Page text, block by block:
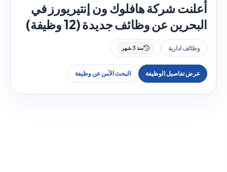
أعلنت شركة هافلوك ون إنتيريورز في
البحرين عن وظائف جديدة (12 وظيفة)
وظائف ادارية منذ 3 شهر
عرض تفاصيل الوظيفة البحث الآمن عن وظيفة